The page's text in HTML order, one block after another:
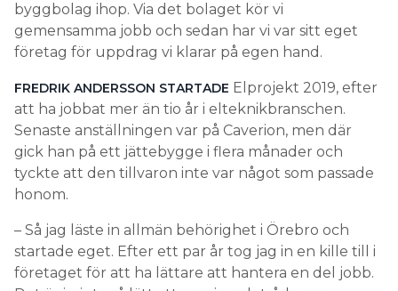
byggbolag ihop. Via det bolaget kör vi
gemensamma jobb och sedan har vi var sitt eget
företag för uppdrag vi klarar på egen hand.
FREDRIK ANDERSSON STARTADE Elprojekt 2019, efter
att ha jobbat mer än tio år i elteknikbranschen.
Senaste anställningen var på Caverion, men där
gick han på ett jättebygge i flera månader och
tyckte att den tillvaron inte var något som passade
honom.
– Så jag läste in allmän behörighet i Örebro och
startade eget. Efter ett par år tog jag in en kille till i
företaget för att ha lättare att hantera en del jobb.